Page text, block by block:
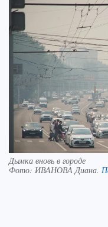
Дымка вновь в городе
Фото: ИВАНОВА Диана.